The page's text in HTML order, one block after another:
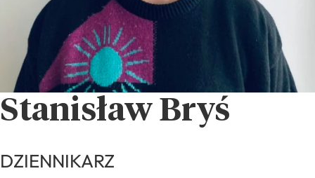
Stanisław Bryś
DZIENNIKARZ